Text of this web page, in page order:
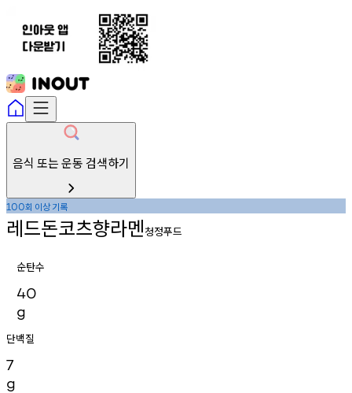
음식 또는 운동 검색하기
100회 이상기록
레드돈코츠향라멘청정푸드
순탄수
40
g
단백질
7
g